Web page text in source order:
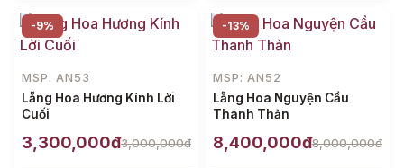
-9%
MSP: AN53
Lẵng Hoa Hương Kính Lời
Cuối
3,300,000đ3,000,000đ
-13%
MSP: AN52
Lẵng Hoa Nguyện Cầu
Thanh Thản
8,400,000đ8,000,000đ